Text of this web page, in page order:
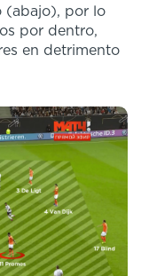
(abajo), por lo
por dentro,
en detrimento